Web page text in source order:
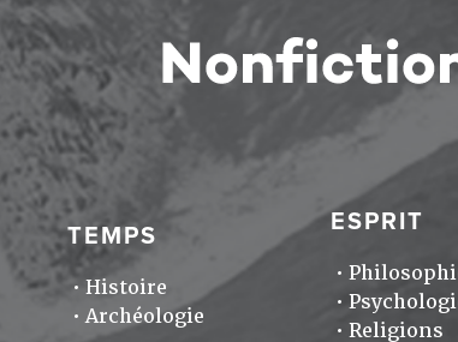
TEMPS
Histoire
Archéologie
ESPRIT
Religions